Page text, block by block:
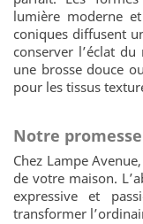
lumière moderne
coniques diffusent
conserver l’éclat
une brosse douce
pour les tissus
Notre promesse
Chez Lampe
de votre maison.
expressive et
transformer